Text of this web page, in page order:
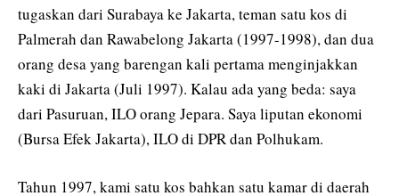
tugaskan dari Surabaya ke Jakarta, teman satu kos di
Palmerah dan Rawabelong Jakarta (1997-1998), dan dua
orang desa yang barengan kali pertama menginjakkan
kaki di Jakarta (Juli 1997). Kalau ada yang beda: saya
dari Pasuruan, ILO orang Jepara. Saya liputan ekonomi
(Bursa Efek Jakarta), ILO di DPR dan Polhukam.
Tahun 1997, kami satu kos bahkan satu kamar di daerah